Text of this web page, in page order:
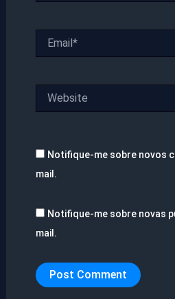
Notifique-me sobre novos
mail.
Notifique-me sobre novas
mail.